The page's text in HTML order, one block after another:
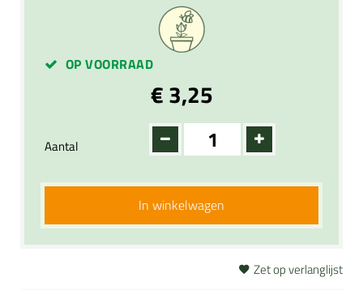
OP VOORRAAD
€ 3,25
Aantal
In winkelwagen
Zet op verlanglijst